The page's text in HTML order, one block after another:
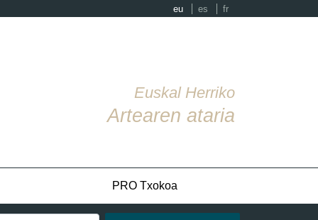
eu es fr
Euskal Herriko
Artearen ataria
PRO Txokoa